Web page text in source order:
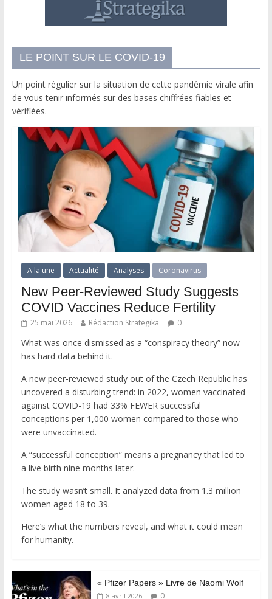
LE POINT SUR LE COVID-19
Un point régulier sur la situation de cette pandémie virale afin
de vous tenir informés sur des bases chiffrées fiables et
vérifiées.
A la une Actualité Analyses Coronavirus
New Peer-Reviewed Study Suggests
COVID Vaccines Reduce Fertility
25 mai 2026 Rédaction Strategika 0
What was once dismissed as a “conspiracy theory” now
has hard data behind it.
A new peer-reviewed study out of the Czech Republic has
uncovered a disturbing trend: in 2022, women vaccinated
against COVID-19 had 33% FEWER successful
conceptions per 1,000 women compared to those who
were unvaccinated.
A “successful conception” means a pregnancy that led to
a live birth nine months later.
The study wasn’t small. It analyzed data from 1.3 million
women aged 18 to 39.
Here’s what the numbers reveal, and what it could mean
for humanity.
« Pfizer Papers » Livre de Naomi Wolf
8 avril 2026 0